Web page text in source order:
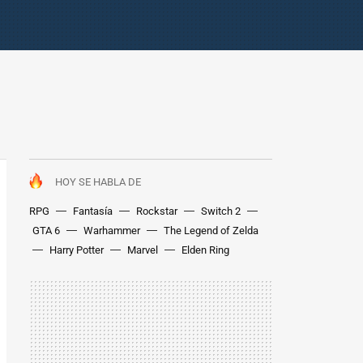
HOY SE HABLA DE
RPG Fantasía Rockstar
Switch 2
GTA 6
Warhammer
The Legend of Zelda
Harry Potter
Marvel Elden Ring